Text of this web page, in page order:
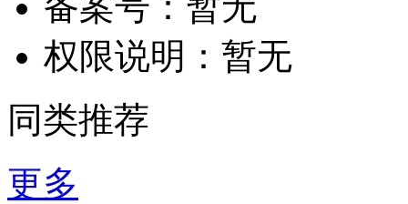
权限说明： 暂无
同类推荐
更多